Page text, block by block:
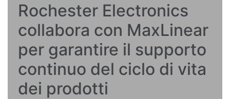
Rochester Electronics
collabora con MaxLinear
per garantire il supporto
continuo del ciclo di vita
dei prodotti